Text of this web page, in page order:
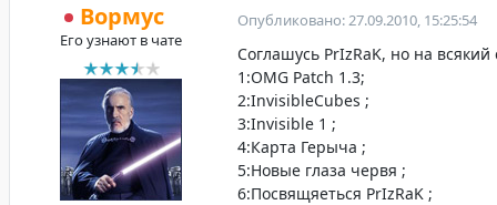
Вормус
Его узнают в чате
Опубликовано: 27.09.2010, 15:25:54
Соглашусь PrIzRaK, но на всякий
1:OMG Patch 1.3;
2:InvisibleCubes ;
3:Invisible 1 ;
4:Карта Герыча ;
5:Новые глаза червя ;
6:Посвящяеться PrIzRaK ;